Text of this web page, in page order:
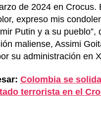
de 2024 en Crocus.
expreso mis
Putin y a su pueblo”,
maliense, Assimi
su administración en
Colombia se
terrorista en el